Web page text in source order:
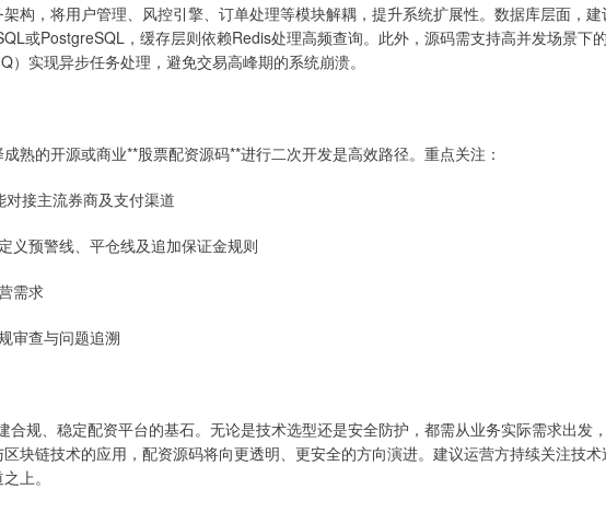
构，将用户管理、风控引擎、订单处理等模块解耦，提升系统扩展性。数据库层面，建
或PostgreSQL，缓存层则依赖Redis处理高频查询。此外，源码需支持高并发场景下
实现异步任务处理，避免交易高峰期的系统崩溃。
熟的开源或商业**股票配资源码**进行二次开发是高效路径。重点关注：
接主流券商及支付渠道
义预警线、平仓线及追加保证金规则
需求
审查与问题追溯
合规、稳定配资平台的基石。无论是技术选型还是安全防护，都需从业务实际需求出发
块链技术的应用，配资源码将向更透明、更安全的方向演进。建议运营方持续关注技术
上。